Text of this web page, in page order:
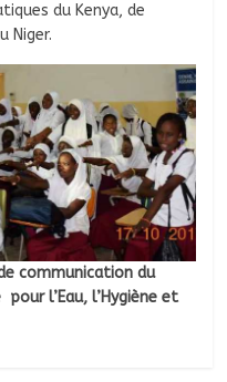
du Kenya, de
Niger.
communication du
l’Eau, l’Hygiène et